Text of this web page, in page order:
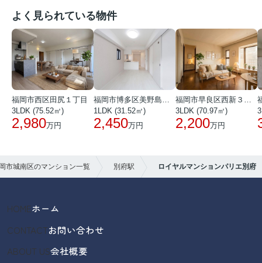
よく見られている物件
福岡市西区田尻１丁目
3LDK (75.52㎡)
2,980万円
1LDK (31.52㎡)
2,450万円
3LDK (70.97㎡)
2,200万円
市城南区のマンション一覧 別府駅 ロイヤルマンションパリエ別府
HOMEホーム
CONTACTお問い合わせ
ABOUT US会社概要